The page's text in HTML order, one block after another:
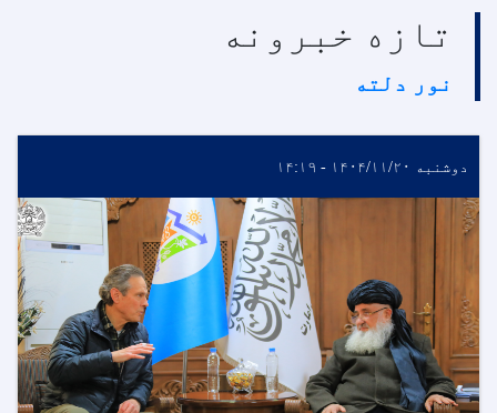
تازه خبرونه
نور دلته
دوشنبه ۱۴۰۴/۱۱/۲۰ - ۱۴:۱۹